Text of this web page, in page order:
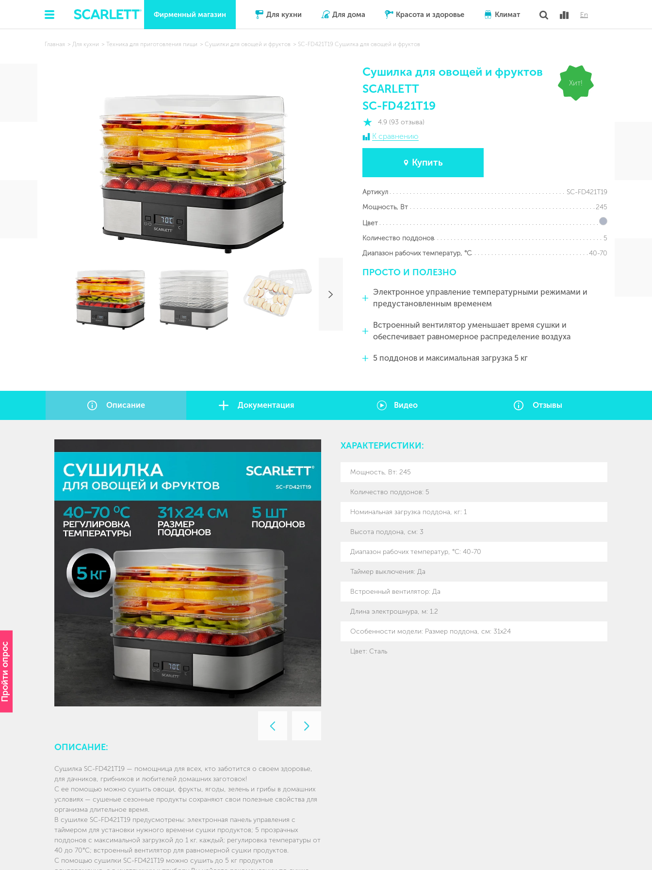
Фирменный магазин Для кухни Для дома Красота и здоровье Климат En
Пройти опрос
Главная Для кухни Техника для приготовления пищи Сушилки для овощей и фруктов SC-FD421T19 Сушилка для овощей и фруктов
Сушилка для овощей и фруктов
SCARLETT
SC-FD421T19
4.9 (93 отзыва)
К сравнению
Купить
Хит!
Артикул
SC-FD421T19
Мощность, Вт
245
Цвет
Количество поддонов
5
Диапазон рабочих температур, °С
40-70
ПРОСТО И ПОЛЕЗНО
Электронное управление температурными режимами и
предустановленным временем
Встроенный вентилятор уменьшает время сушки и
обеспечивает равномерное распределение воздуха
5 поддонов и максимальная загрузка 5 кг
Описание Документация Видео Отзывы
ПредыдущийСледующий
ОПИСАНИЕ:
Сушилка SC-FD421T19 — помощница для всех, кто заботится о своем здоровье,
для дачников, грибников и любителей домашних заготовок!
С ее помощью можно сушить овощи, фрукты, ягоды, зелень и грибы в домашних
условиях — сушеные сезонные продукты сохраняют свои полезные свойства для
организма длительное время.
В сушилке SC-FD421T19 предусмотрены: электронная панель управления с
таймером для установки нужного времени сушки продуктов; 5 прозрачных
поддонов c максимальной загрузкой до 1 кг. каждый; регулировка температуры от
40 до 70°С; встроенный вентилятор для равномерной сушки продуктов.
С помощью сушилки SC-FD421T19 можно сушить до 5 кг продуктов
ХАРАКТЕРИСТИКИ:
Мощность, Вт: 245
Количество поддонов: 5
Номинальная загрузка поддона, кг: 1
Высота поддона, см: 3
Диапазон рабочих температур, °С: 40-70
Таймер выключения: Да
Встроенный вентилятор: Да
Длина электрошнура, м: 1.2
Особенности модели: Размер поддона, см: 31х24
Цвет: Сталь